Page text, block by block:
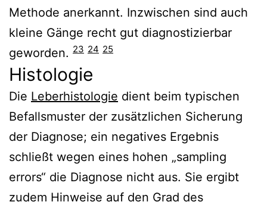
Methode anerkannt. Inzwischen sind auch
kleine Gänge recht gut diagnostizierbar
geworden. 23 24 25
Histologie
Die Leberhistologie dient beim typischen
Befallsmuster der zusätzlichen Sicherung
der Diagnose; ein negatives Ergebnis
schließt wegen eines hohen „sampling
errors“ die Diagnose nicht aus. Sie ergibt
zudem Hinweise auf den Grad des